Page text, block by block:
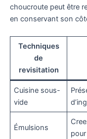
choucroute peut être
en conservant son
Techniques
de
revisitation
Cuisine sous-
vide
Émulsions